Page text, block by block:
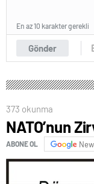
Gönder
En az 10 karakter gerekli
373 okunma
NATO’nun
ABONE OL